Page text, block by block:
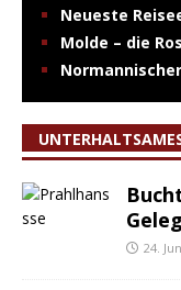
Neueste
Molde – die
24.